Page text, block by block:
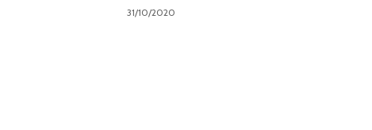
31/10/2020